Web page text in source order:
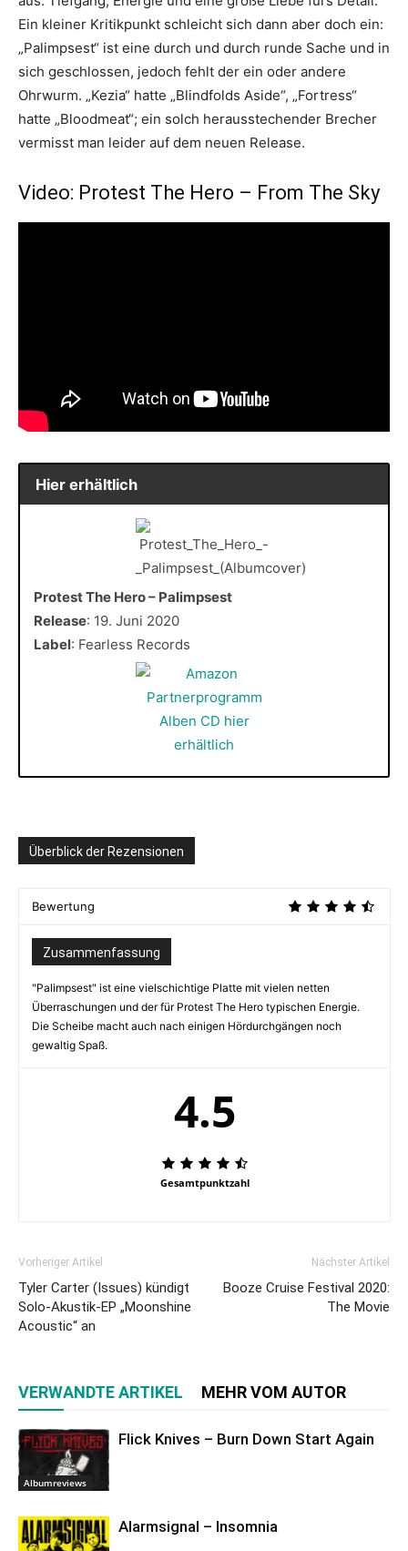
Ein kleiner Kritikpunkt schleicht sich dann aber doch ein:
„Palimpsest“ ist eine durch und durch runde Sache und in
sich geschlossen, jedoch fehlt der ein oder andere
Ohrwurm. „Kezia“ hatte „Blindfolds Aside“, „Fortress“
hatte „Bloodmeat“; ein solch herausstechender Brecher
vermisst man leider auf dem neuen Release.
Video: Protest The Hero – From The Sky
Hier erhältlich
Protest The Hero – Palimpsest
Release: 19. Juni 2020
Label: Fearless Records
Überblick der Rezensionen
Bewertung
Zusammenfassung
"Palimpsest" ist eine vielschichtige Platte mit vielen netten
Überraschungen und der für Protest The Hero typischen Energie.
Die Scheibe macht auch nach einigen Hördurchgängen noch
gewaltig Spaß.
4.5
Gesamtpunktzahl
Vorheriger Artikel
Tyler Carter (Issues) kündigt
Solo-Akustik-EP „Moonshine
Acoustic“ an
Nächster Artikel
Booze Cruise Festival 2020:
The Movie
VERWANDTE ARTIKEL MEHR VOM AUTOR
Albumreviews
Flick Knives – Burn Down Start Again
Alarmsignal – Insomnia